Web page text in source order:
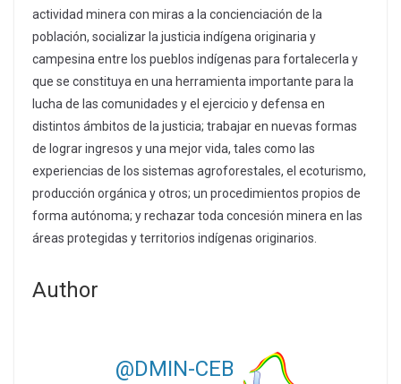
actividad minera con miras a la concienciación de la
población, socializar la justicia indígena originaria y
campesina entre los pueblos indígenas para fortalecerla y
que se constituya en una herramienta importante para la
lucha de las comunidades y el ejercicio y defensa en
distintos ámbitos de la justicia; trabajar en nuevas formas
de lograr ingresos y una mejor vida, tales como las
experiencias de los sistemas agroforestales, el ecoturismo,
producción orgánica y otros; un procedimientos propios de
forma autónoma; y rechazar toda concesión minera en las
áreas protegidas y territorios indígenas originarios.
Author
@DMIN-CEB